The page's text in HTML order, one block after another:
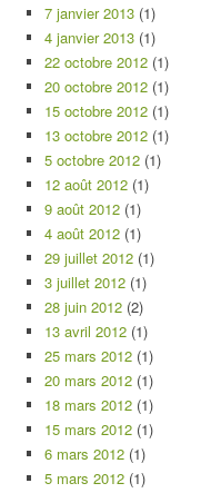
7 janvier 2013 (1)
4 janvier 2013 (1)
22 octobre 2012 (1)
20 octobre 2012 (1)
15 octobre 2012 (1)
13 octobre 2012 (1)
5 octobre 2012 (1)
12 août 2012 (1)
9 août 2012 (1)
4 août 2012 (1)
29 juillet 2012 (1)
3 juillet 2012 (1)
28 juin 2012 (2)
13 avril 2012 (1)
25 mars 2012 (1)
20 mars 2012 (1)
18 mars 2012 (1)
15 mars 2012 (1)
6 mars 2012 (1)
5 mars 2012 (1)